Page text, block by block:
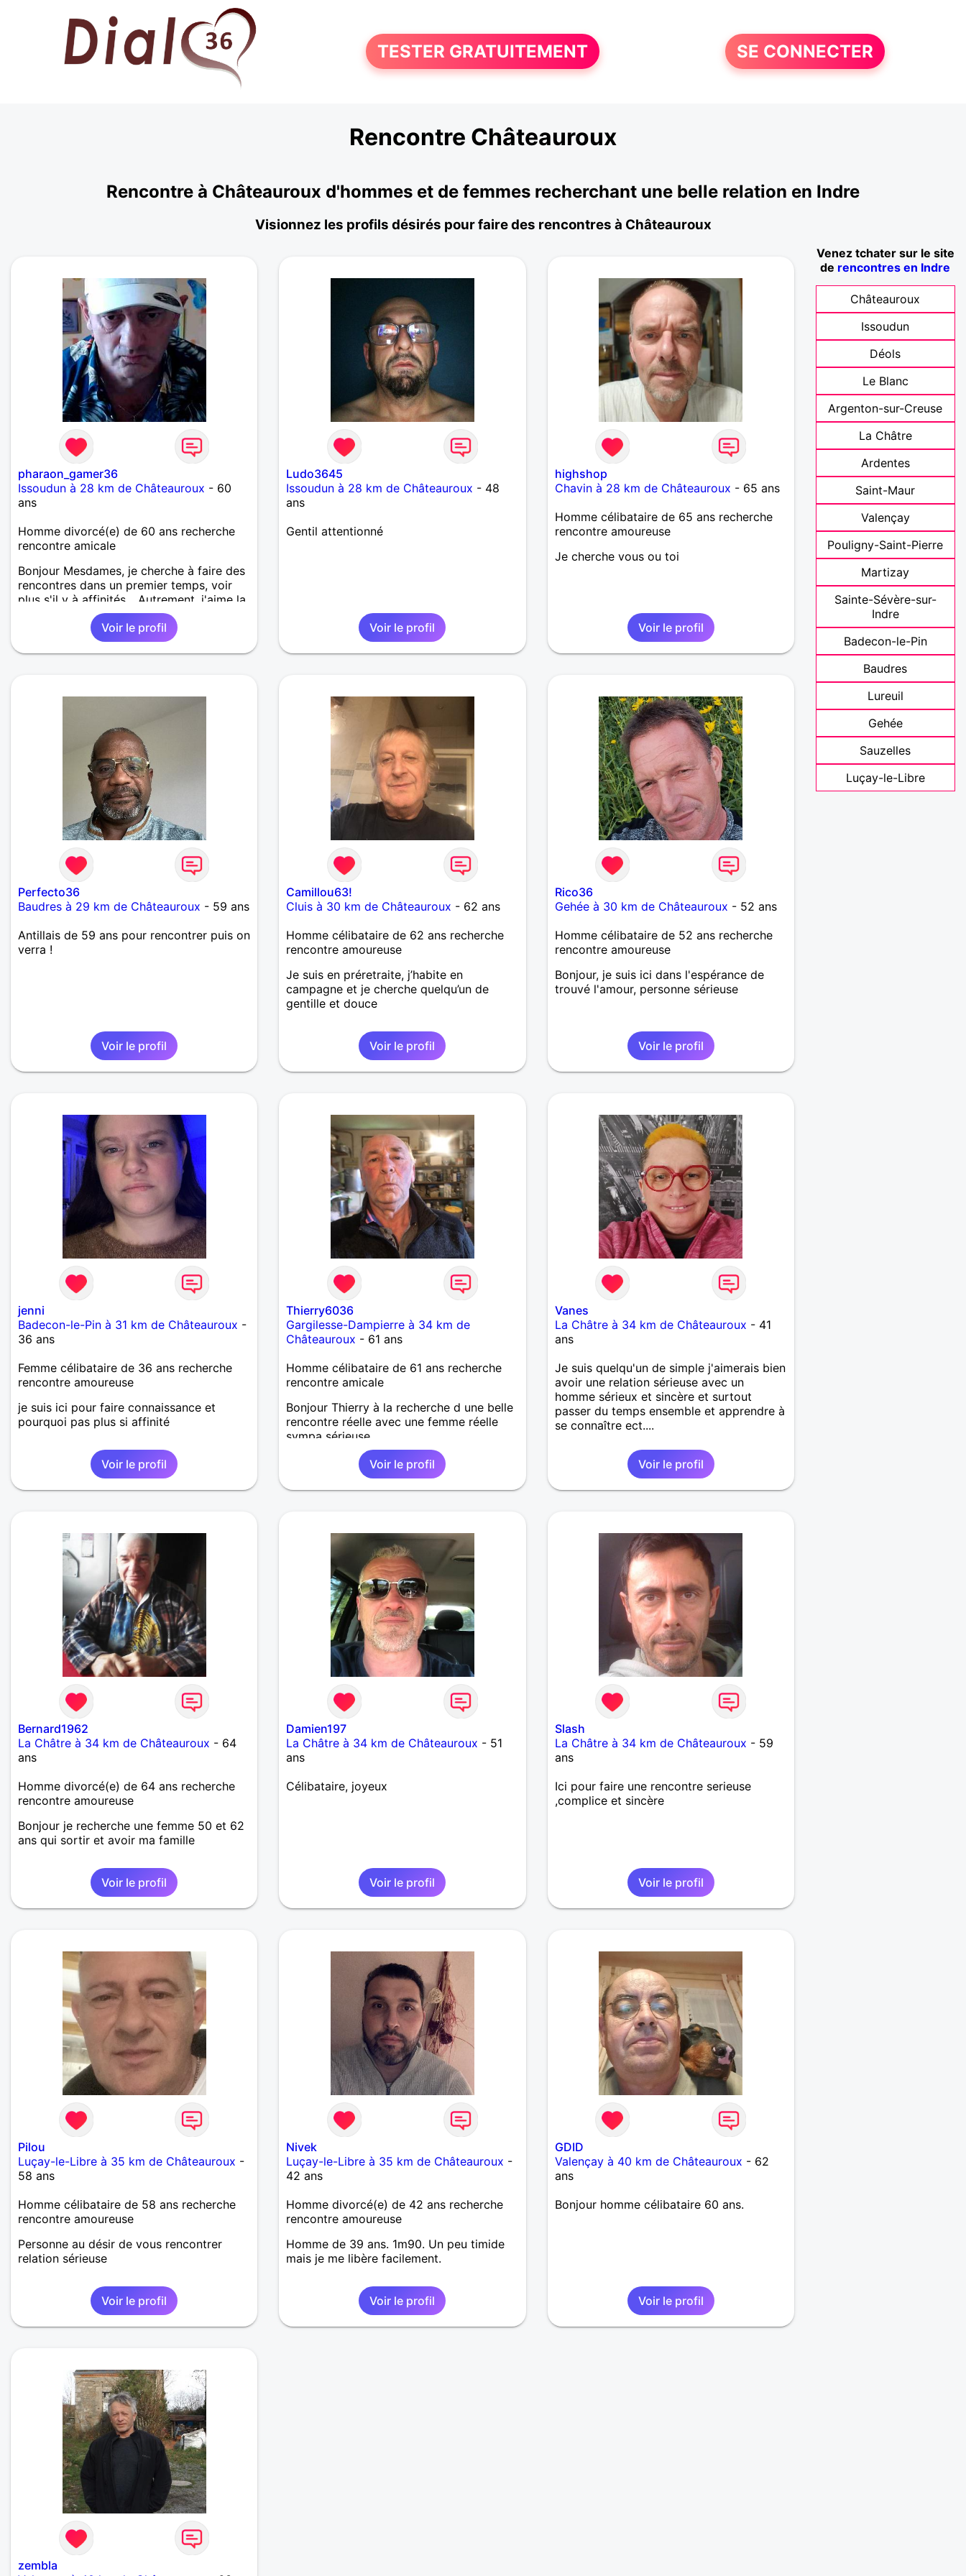
TESTER GRATUITEMENT SE CONNECTER
Rencontre Châteauroux
Rencontre à Châteauroux d'hommes et de femmes recherchant une belle relation en Indre
Visionnez les profils désirés pour faire des rencontres à Châteauroux
pharaon_gamer36
Issoudun à 28 km de Châteauroux - 60
ans
Homme divorcé(e) de 60 ans recherche
rencontre amicale
Bonjour Mesdames, je cherche à faire des
rencontres dans un premier temps, voir
plus s'il y à affinités... Autrement, j'aime la
vie pare dessous tout, elle est aussi belle
qu'elle est parfois cruelle. J'ai envie de
partager, d'aimer, de vivre pleinement le
reste de mes jours. Qui partage mes idées
Voir le profil
Ludo3645
Issoudun à 28 km de Châteauroux - 48
ans
Gentil attentionné
Voir le profil
highshop
Chavin à 28 km de Châteauroux - 65 ans
Homme célibataire de 65 ans recherche
rencontre amoureuse
Je cherche vous ou toi
Voir le profil
Perfecto36
Baudres à 29 km de Châteauroux - 59 ans
Antillais de 59 ans pour rencontrer puis on
verra !
Voir le profil
Camillou63!
Cluis à 30 km de Châteauroux - 62 ans
Homme célibataire de 62 ans recherche
rencontre amoureuse
Je suis en préretraite, j’habite en
campagne et je cherche quelqu’un de
gentille et douce
Voir le profil
Rico36
Gehée à 30 km de Châteauroux - 52 ans
Homme célibataire de 52 ans recherche
rencontre amoureuse
Bonjour, je suis ici dans l'espérance de
trouvé l'amour, personne sérieuse
Voir le profil
jenni
Badecon-le-Pin à 31 km de Châteauroux -
36 ans
Femme célibataire de 36 ans recherche
rencontre amoureuse
je suis ici pour faire connaissance et
pourquoi pas plus si affinité
Voir le profil
Thierry6036
Gargilesse-Dampierre à 34 km de
Châteauroux - 61 ans
Homme célibataire de 61 ans recherche
rencontre amicale
Bonjour Thierry à la recherche d une belle
rencontre réelle avec une femme réelle
sympa sérieuse
Voir le profil
Vanes
La Châtre à 34 km de Châteauroux - 41
ans
Je suis quelqu'un de simple j'aimerais bien
avoir une relation sérieuse avec un
homme sérieux et sincère et surtout
passer du temps ensemble et apprendre à
se connaître ect....
Voir le profil
Bernard1962
La Châtre à 34 km de Châteauroux - 64
ans
Homme divorcé(e) de 64 ans recherche
rencontre amoureuse
Bonjour je recherche une femme 50 et 62
ans qui sortir et avoir ma famille
Voir le profil
Damien197
La Châtre à 34 km de Châteauroux - 51
ans
Célibataire, joyeux
Voir le profil
Slash
La Châtre à 34 km de Châteauroux - 59
ans
Ici pour faire une rencontre serieuse
,complice et sincère
Voir le profil
Pilou
Luçay-le-Libre à 35 km de Châteauroux -
58 ans
Homme célibataire de 58 ans recherche
rencontre amoureuse
Personne au désir de vous rencontrer
relation sérieuse
Voir le profil
Nivek
Luçay-le-Libre à 35 km de Châteauroux -
42 ans
Homme divorcé(e) de 42 ans recherche
rencontre amoureuse
Homme de 39 ans. 1m90. Un peu timide
mais je me libère facilement.
Voir le profil
GDID
Valençay à 40 km de Châteauroux - 62
ans
Bonjour homme célibataire 60 ans.
Voir le profil
zembla
Venez tchater sur le site
de rencontres en Indre
Châteauroux
Issoudun
Déols
Le Blanc
Argenton-sur-Creuse
La Châtre
Ardentes
Saint-Maur
Valençay
Pouligny-Saint-Pierre
Martizay
Sainte-Sévère-sur-
Indre
Badecon-le-Pin
Baudres
Lureuil
Gehée
Sauzelles
Luçay-le-Libre